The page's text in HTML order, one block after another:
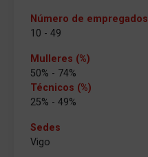
Número de empregados
10 - 49
Mulleres (%)
50% - 74%
Técnicos (%)
25% - 49%
Sedes
Vigo